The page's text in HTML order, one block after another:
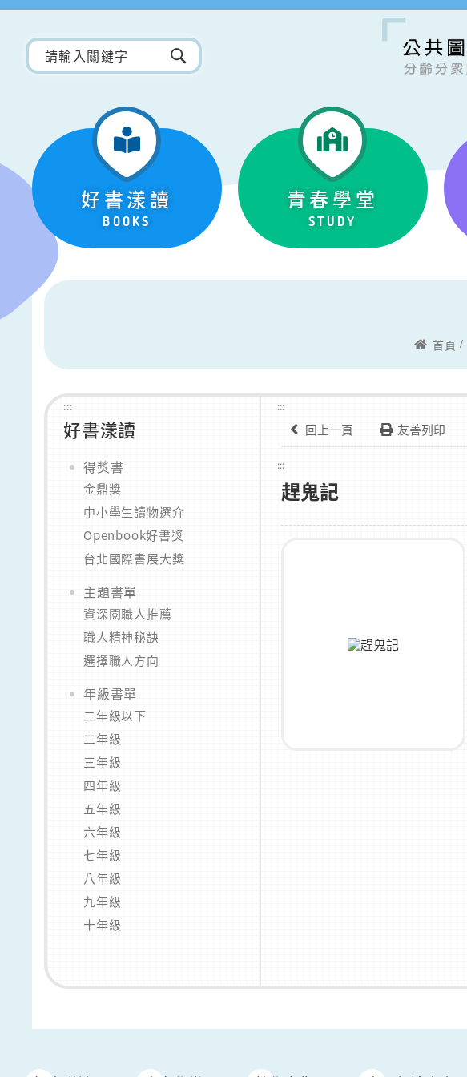
好書漾讀
BOOKS
青春學堂
STUDY
首頁
:::
好書漾讀
得獎書
金鼎獎
中小學生讀物選介
Openbook好書獎
台北國際書展大獎
主題書單
資深閱職人推薦
職人精神秘訣
選擇職人方向
年級書單
二年級以下
二年級
三年級
四年級
五年級
六年級
七年級
八年級
九年級
十年級
:::
回上一頁 友善列印
:::
趕鬼記